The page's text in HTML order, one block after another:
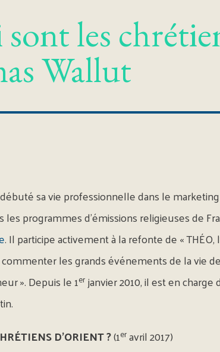
les
Wallut
sa vie professionnelle dans le
les programmes d’émissions religieuses de
. Il participe activement à la refonte de «
les grands événements de la vie
». Depuis le 1er janvier 2010, il est en
D’ORIENT ?(1eravril 2017)